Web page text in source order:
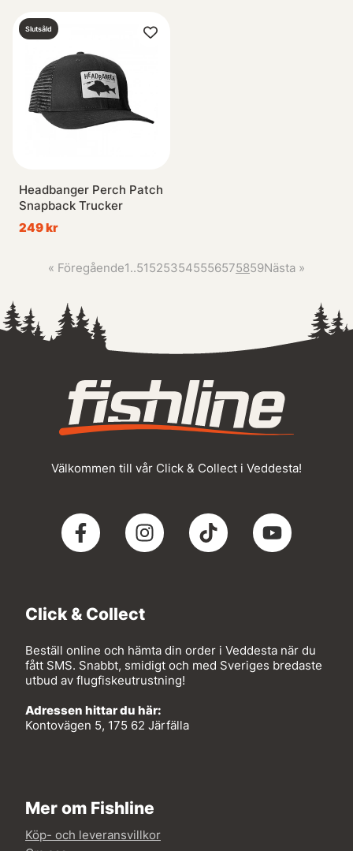
Slutsåld
Headbanger Perch Patch
Snapback Trucker
249 kr
« Föregående1..515253545556575859Nästa »
Välkommen till vår Click & Collect i Veddesta!
Click & Collect
Beställ online och hämta din order i Veddesta när du
fått SMS. Snabbt, smidigt och med Sveriges bredaste
utbud av flugfiskeutrustning!
Adressen hittar du här:
Kontovägen 5, 175 62 Järfälla
Mer om Fishline
Köp- och leveransvillkor